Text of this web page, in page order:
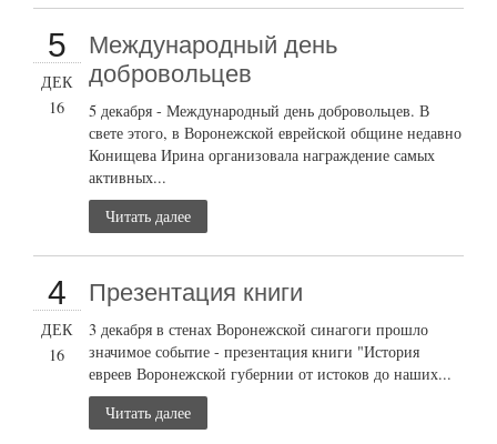
5
ДЕК
16
Международный день
добровольцев
5 декабря - Международный день добровольцев. В
свете этого, в Воронежской еврейской общине недавно
Конищева Ирина организовала награждение самых
активных...
Читать далее
4
ДЕК
16
Презентация книги
3 декабря в стенах Воронежской синагоги прошло
значимое событие - презентация книги "История
евреев Воронежской губернии от истоков до наших...
Читать далее